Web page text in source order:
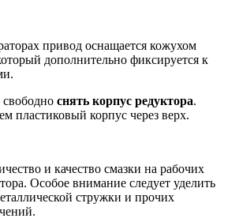
привод оснащается кожухом
дополнительно фиксируется к
снять корпус редуктора.
пластиковый корпус через верх.
и качество смазки на рабочих
Особое внимание следует уделить
стружки и прочих